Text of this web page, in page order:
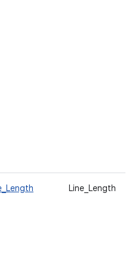
Line_Length